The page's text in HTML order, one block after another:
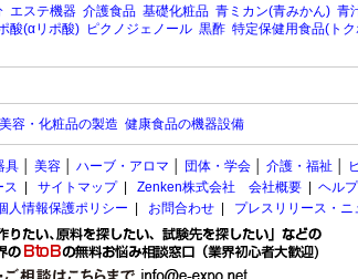
エステ機器 介護食品 基礎化粧品 青ミカン(青みかん) 青
酸(αリポ酸) ピクノジェノール 黒酢 特定保健用食品(ト
美容・化粧品の製造 健康食品の機器設備
具 美容 ハーブ・アロマ 団体・学会 介護・福祉
ス サイトマップ| Zenken株式会社 会社概要
ヘルプ
人情報保護ポリシー お問合わせ プレスリリース・ニ